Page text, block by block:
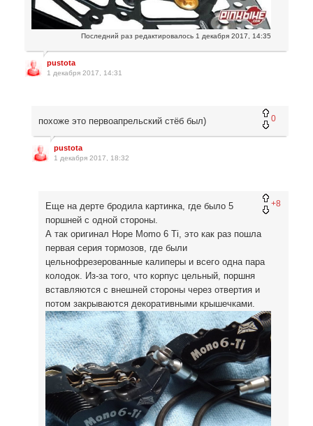
Последний раз редактировалось 1 декабря 2017, 14:35
pustota
1 декабря 2017, 14:31
0
похоже это первоапрельский стёб был)
pustota
1 декабря 2017, 18:32
+8
Еще на дерте бродила картинка, где было 5
поршней с одной стороны.
А так оригинал Hope Momo 6 Ti, это как раз пошла
первая серия тормозов, где были
цельнофрезерованные калиперы и всего одна пара
колодок. Из-за того, что корпус цельный, поршня
вставляются с внешней стороны через отвертия и
потом закрываются декоративными крышечками.